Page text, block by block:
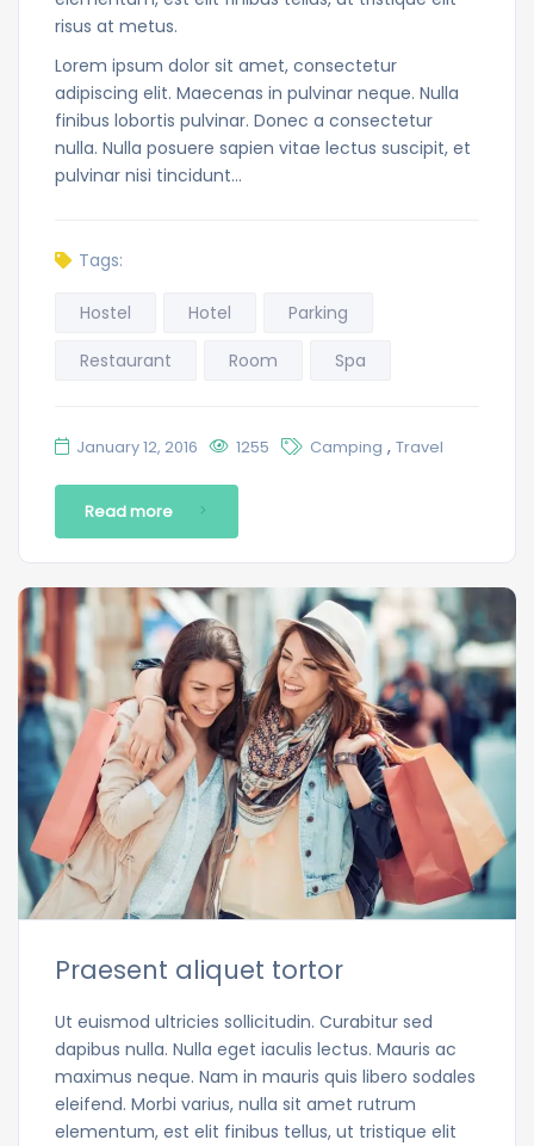
risus at metus.
Lorem ipsum dolor sit amet, consectetur
adipiscing elit. Maecenas in pulvinar neque. Nulla
finibus lobortis pulvinar. Donec a consectetur
nulla. Nulla posuere sapien vitae lectus suscipit, et
pulvinar nisi tincidunt…
Tags:
Hostel Hotel
Parking
Restaurant
Room Spa
January 12, 2016 1255 Camping , Travel
Read more
Praesent aliquet tortor
Ut euismod ultricies sollicitudin. Curabitur sed
dapibus nulla. Nulla eget iaculis lectus. Mauris ac
maximus neque. Nam in mauris quis libero sodales
eleifend. Morbi varius, nulla sit amet rutrum
elementum, est elit finibus tellus, ut tristique elit